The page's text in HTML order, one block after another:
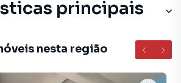
principais
nesta região